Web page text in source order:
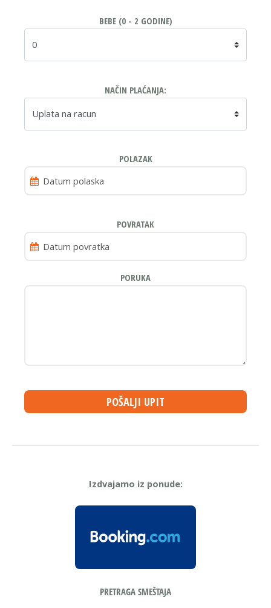
BEBE (0 - 2 GODINE)
NAČIN PLAĆANJA:
POLAZAK
POVRATAK
PORUKA
POŠALJI UPIT
Izdvajamo iz ponude: